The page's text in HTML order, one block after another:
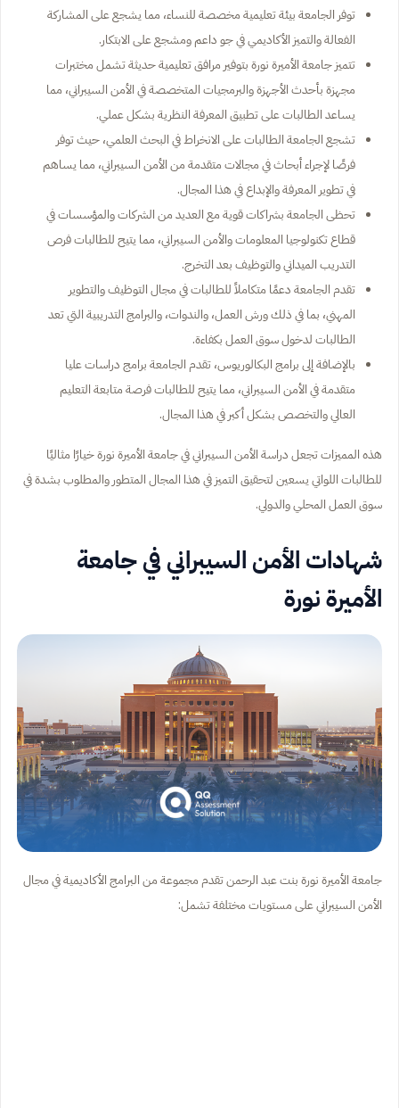
توفر الجامعة بيئة تعليمية مخصصة للنساء، مما يشجع على المشاركة
الفعالة والتميز الأكاديمي في جو داعم ومشجع على الابتكار.
تتميز جامعة الأميرة نورة بتوفير مرافق تعليمية حديثة تشمل مختبرات
مجهزة بأحدث الأجهزة والبرمجيات المتخصصة في الأمن السيبراني، مما
يساعد الطالبات على تطبيق المعرفة النظرية بشكل عملي.
تشجع الجامعة الطالبات على الانخراط في البحث العلمي، حيث توفر
فرصًا لإجراء أبحاث في مجالات متقدمة من الأمن السيبراني، مما يساهم
في تطوير المعرفة والإبداع في هذا المجال.
تحظى الجامعة بشراكات قوية مع العديد من الشركات والمؤسسات في
قطاع تكنولوجيا المعلومات والأمن السيبراني، مما يتيح للطالبات فرص
التدريب الميداني والتوظيف بعد التخرج.
تقدم الجامعة دعمًا متكاملاً للطالبات في مجال التوظيف والتطوير
المهني، بما في ذلك ورش العمل، والندوات، والبرامج التدريبية التي تعد
الطالبات لدخول سوق العمل بكفاءة.
بالإضافة إلى برامج البكالوريوس، تقدم الجامعة برامج دراسات عليا
متقدمة في الأمن السيبراني، مما يتيح للطالبات فرصة متابعة التعليم
العالي والتخصص بشكل أكبر في هذا المجال.
هذه المميزات تجعل دراسة الأمن السيبراني في جامعة الأميرة نورة خيارًا مثاليًا
للطالبات اللواتي يسعين لتحقيق التميز في هذا المجال المتطور والمطلوب بشدة في
سوق العمل المحلي والدولي.
شهادات الأمن السيبراني في جامعة
الأميرة نورة
جامعة الأميرة نورة بنت عبد الرحمن تقدم مجموعة من البرامج الأكاديمية في مجال
الأمن السيبراني على مستويات مختلفة تشمل: